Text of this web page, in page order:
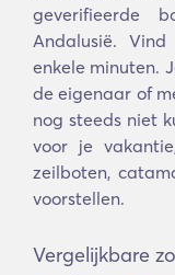
geverifieerde
Andalusië.
enkele minuten.
de eigenaar of
nog steeds niet
voor je
zeilboten,
voorstellen.
Vergelijkbare